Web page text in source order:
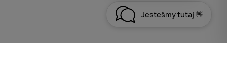
Jesteśmy tutaj 👋